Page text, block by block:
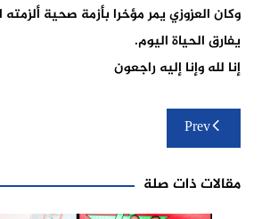
وكان العزوزي يمر مؤخرا بأزمة صحية
يفارق الحياة اليوم.
إنا لله وإنا إليه راجعون
تصفّح
المقالات
Prev
مقالات ذات صلة